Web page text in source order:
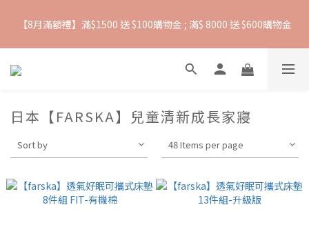
抵抗熱浪必備用品︱滿$2500贈 Farlin EDI超純水溼紙巾
【8月滿額禮】滿$1500 送 $100購物金 ; 滿$ 8000 送 $600購物金
【爸氣一夏 】推車汽座 滿 $5000 送$ 388  滿 $10,000 送 $888 購
抵抗熱浪必備用品︱滿$2500贈 Farlin EDI超純水溼紙巾
日本【FARSKA】兒童清新成長家寢
Sort by 48 Items per page